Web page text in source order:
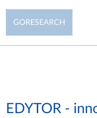
GORESEARCH
EDYTOR -